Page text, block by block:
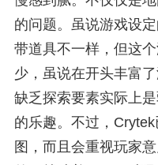
的问题。虽说游戏设
带道具不一样，但这
少，虽说在开头丰富
缺乏探索要素实际上
的乐趣。不过，
图，而且会重视玩家